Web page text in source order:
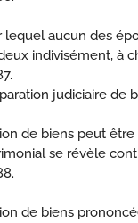
lequel aucun des
indivisément, à
judiciaire de
de biens peut être
se révèle
de biens